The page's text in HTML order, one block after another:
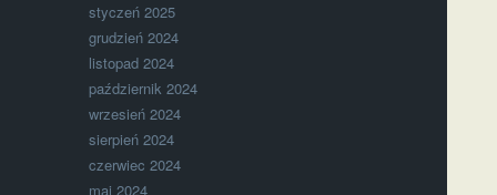
styczeń 2025
grudzień 2024
listopad 2024
październik 2024
wrzesień 2024
sierpień 2024
czerwiec 2024
maj 2024